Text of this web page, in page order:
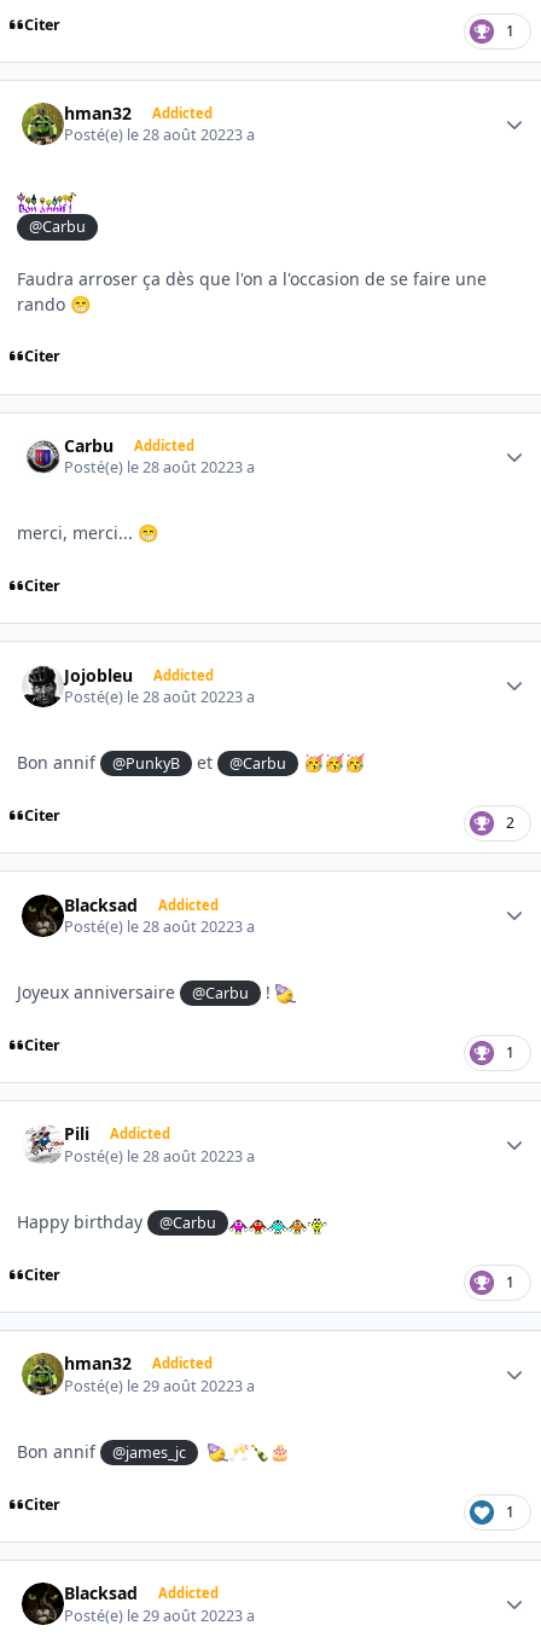
Citer 1
hman32 Addicted
Posté(e) le 28 août 20223 a
@Carbu
Faudra arroser ça dès que l'on a l'occasion de se faire une
rando 😁
Citer
Carbu Addicted
Posté(e) le 28 août 20223 a
merci, merci... 😁
Citer
Jojobleu Addicted
Posté(e) le 28 août 20223 a
Bon annif @PunkyB et @Carbu 🥳🥳🥳
Citer 2
Blacksad Addicted
Posté(e) le 28 août 20223 a
Joyeux anniversaire @Carbu !
Citer 1
Pili Addicted
Posté(e) le 28 août 20223 a
Happy birthday @Carbu
Citer 1
hman32 Addicted
Posté(e) le 29 août 20223 a
Bon annif @james_jc 🥂🍾 🎂
Citer 1
Blacksad Addicted
Posté(e) le 29 août 20223 a